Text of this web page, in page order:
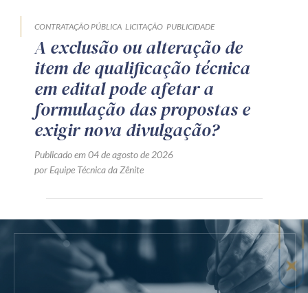
CONTRATAÇÃO PÚBLICA LICITAÇÃO PUBLICIDADE
A exclusão ou alteração de
item de qualificação técnica
em edital pode afetar a
formulação das propostas e
exigir nova divulgação?
Publicado em 04 de agosto de 2026
por Equipe Técnica da Zênite